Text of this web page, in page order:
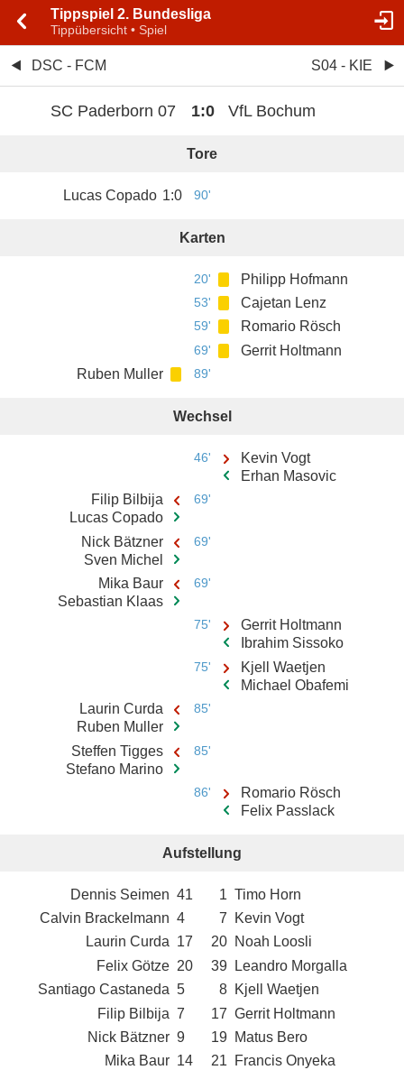
Tippspiel 2. Bundesliga
Tippübersicht • Spiel
DSC - FCM S04 - KIE
SC Paderborn 07 1:0 VfL Bochum
Tore
Lucas Copado 1:0 90'
Karten
20' Philipp Hofmann
53' Cajetan Lenz
59' Romario Rösch
69'
Gerrit Holtmann
Ruben Muller
89'
Wechsel
46'
Kevin Vogt
Erhan Masovic
Filip Bilbija
Lucas Copado
69'
Nick Bätzner
Sven Michel
69'
Mika Baur
Sebastian Klaas
69'
75'
Gerrit Holtmann
Ibrahim Sissoko
75'
Kjell Waetjen
Michael Obafemi
Laurin Curda
Ruben Muller
85'
Steffen Tigges
Stefano Marino
85'
86'
Romario Rösch
Felix Passlack
Aufstellung
Dennis Seimen 41 1 Timo Horn
Calvin Brackelmann 4 7
Kevin Vogt
Laurin Curda 17 20 Noah Loosli
Felix Götze 20 39
Leandro Morgalla
Santiago Castaneda 5 8 Kjell Waetjen
Filip Bilbija 7 17 Gerrit Holtmann
Nick Bätzner 9 19 Matus Bero
Mika Baur 14 21
Francis Onyeka